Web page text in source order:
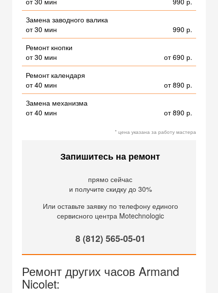
Замена заводного валика
от 30 мин
990 р.
Ремонт кнопки
от 30 мин
от 690 р.
Ремонт календаря
от 40 мин
от 890 р.
Замена механизма
от 40 мин
от 890 р.
* цена указана за работу мастера
Запишитесь на ремонт
прямо сейчас
и получите скидку до 30%
Или оставьте заявку по телефону единого
сервисного центра Motechnologic
8 (812) 565-05-01
Ремонт других часов Armand
Nicolet: